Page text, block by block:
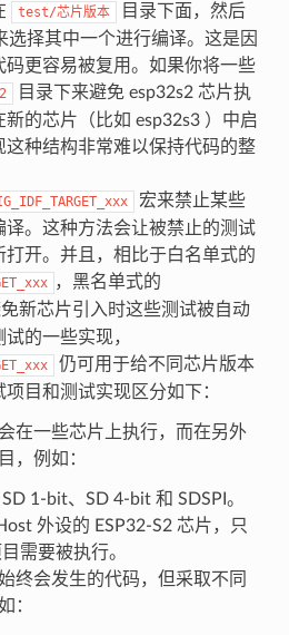
test/芯片版本
目录下面，然后
选择其中一个进行编译。这是因
码更容易被复用。如果你将一些
目录下来避免 esp32s2 芯片执
的芯片（比如 esp32s3 ）中启
这种结构非常难以保持代码的整
宏来禁止某些
译。这种方法会让被禁止的测试
开。并且，相比于白名单式的
，黑名单式的
新芯片引入时这些测试被自动
的一些实现，
仍可用于给不同芯片版本
目和测试实现区分如下：
在一些芯片上执行，而在另外
，例如：
1-bit、SD 4-bit 和 SDSPI。
外设的 ESP32-S2 芯片，只
需要被执行。
终会发生的代码，但采取不同
：